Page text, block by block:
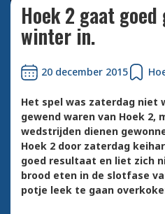
Hoek 2 gaat goed
winter in.
20 december 2015
Het spel was zaterdag niet
gewend waren van Hoek 2,
wedstrijden dienen
Hoek 2 door zaterdag
goed resultaat en liet zich
brood eten in de slotfase
potje leek te gaan